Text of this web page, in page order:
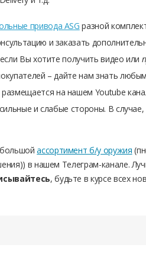
привода ASG разной
и заказать
Вы хотите получить видео или
– дайте нам знать
размещается на нашем Youtube
и слабые стороны. В
большойассортимент б/у оружия
в нашем Телеграм-канале.
, будьте в курсе всех